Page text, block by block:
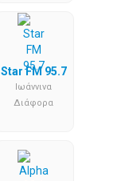
Star FM 95.7
Iωάννινα
Διάφορα